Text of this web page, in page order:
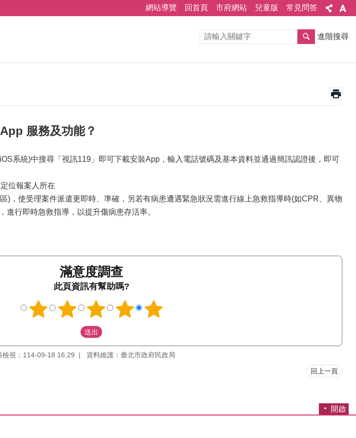
網站導覽 回首頁 市府網站 兒童版 常見問答
進階搜尋
服務及功能？
系統)中搜尋「視訊119」即可下載安裝App，輸入電話號碼及基本資料並通過簡訊認證後，即可
位報案人所在
)，使受理案件派遣更即時、準確，另若有病患遭遇緊急狀況需進行線上急救指導時(如CPR、異物
行即時急救指導，以提升傷病患存活率。
滿意度調查
此頁資訊有幫助嗎?
檢視：114-09-18 16:29 資料維護：臺北市政府民政局
回上一頁
開啟